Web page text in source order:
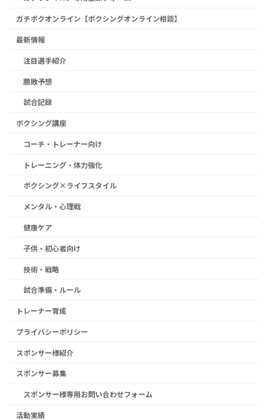
ガチボクオンライン【ボクシングオンライン相談】
最新情報
注目選手紹介
勝敗予想
試合記録
ボクシング講座
コーチ・トレーナー向け
トレーニング・体力強化
ボクシング×ライフスタイル
メンタル・心理戦
健康ケア
子供・初心者向け
技術・戦略
試合準備・ルール
トレーナー育成
プライバシーポリシー
スポンサー様紹介
スポンサー募集
スポンサー様専用お問い合わせフォーム
活動実績